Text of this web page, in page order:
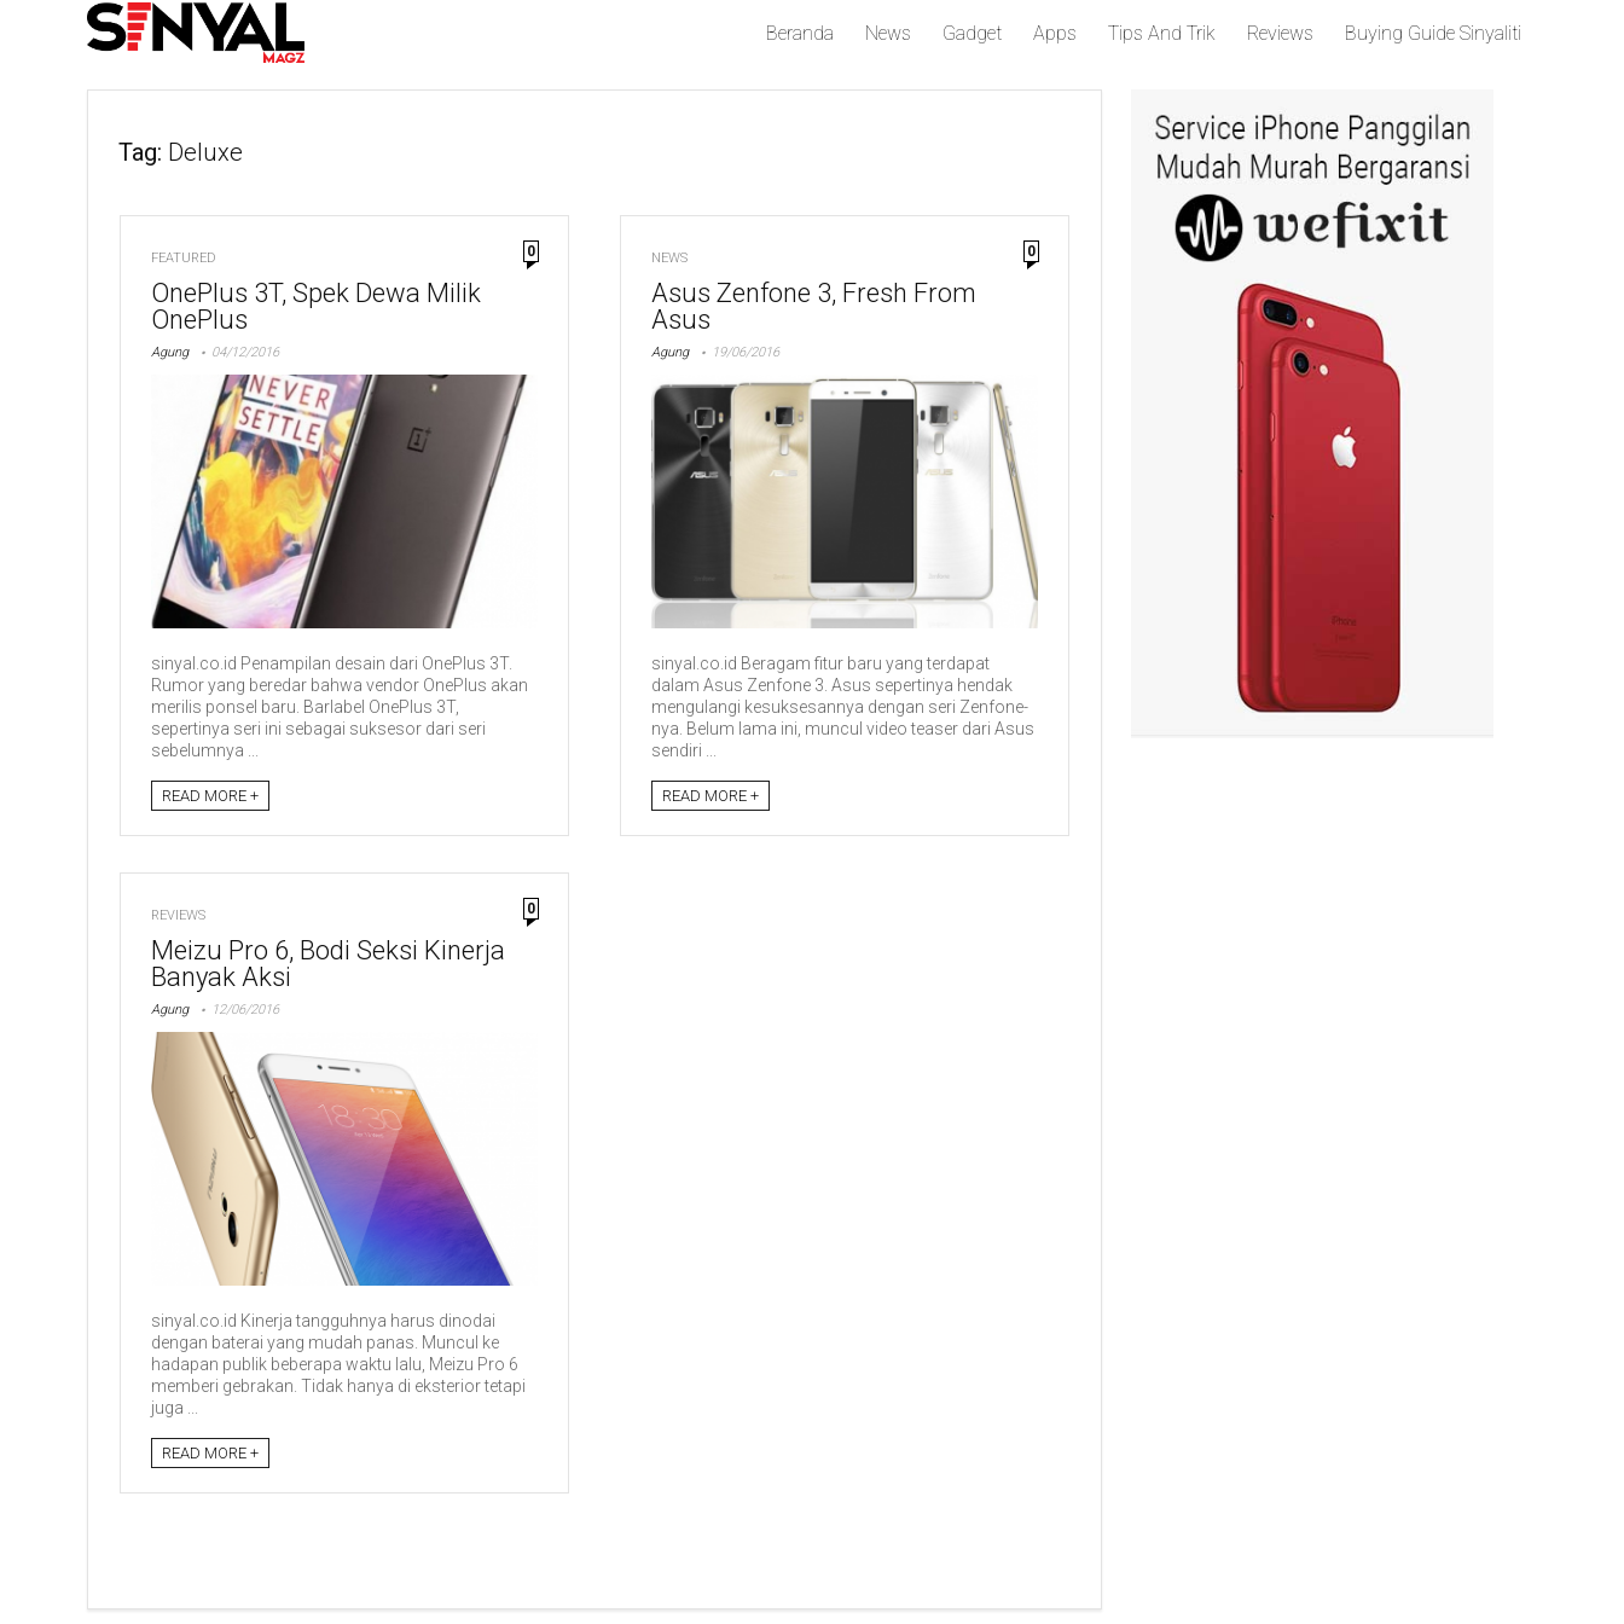
Beranda News Gadget Apps Tips And Trik Reviews Buying Guide Sinyaliti
Tag: Deluxe
FEATURED 0
OnePlus 3T, Spek Dewa Milik
OnePlus
Agung 04/12/2016
sinyal.co.id Penampilan desain dari OnePlus 3T.
Rumor yang beredar bahwa vendor OnePlus akan
merilis ponsel baru. Barlabel OnePlus 3T,
sepertinya seri ini sebagai suksesor dari seri
sebelumnya ...
READ MORE +
NEWS 0
Asus Zenfone 3, Fresh From
Asus
Agung 19/06/2016
sinyal.co.id Beragam fitur baru yang terdapat
dalam Asus Zenfone 3. Asus sepertinya hendak
mengulangi kesuksesannya dengan seri Zenfone-
nya. Belum lama ini, muncul video teaser dari Asus
sendiri ...
READ MORE +
REVIEWS 0
Meizu Pro 6, Bodi Seksi Kinerja
Banyak Aksi
Agung 12/06/2016
sinyal.co.id Kinerja tangguhnya harus dinodai
dengan baterai yang mudah panas. Muncul ke
hadapan publik beberapa waktu lalu, Meizu Pro 6
memberi gebrakan. Tidak hanya di eksterior tetapi
juga ...
READ MORE +